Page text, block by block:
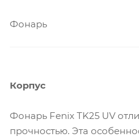
Фонарь
Корпус
Фонарь Fenix TK25 UV
прочностью. Эта